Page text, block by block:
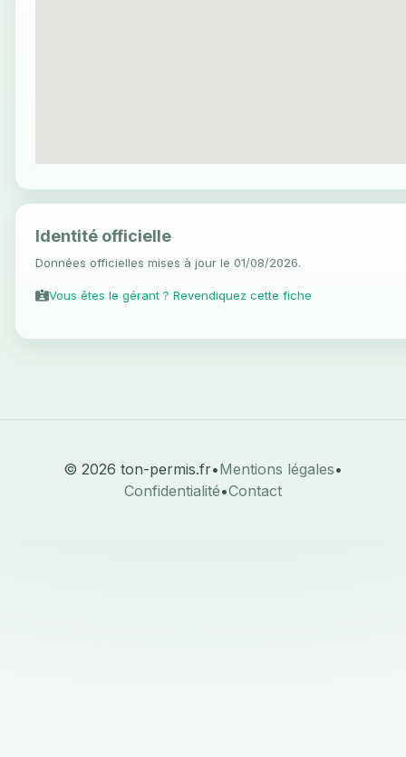
Identité officielle
Données officielles mises à jour le 01/08/2026.
Vous êtes le gérant ? Revendiquez cette fiche
© 2026 ton-permis.fr•Mentions légales•
Confidentialité•Contact